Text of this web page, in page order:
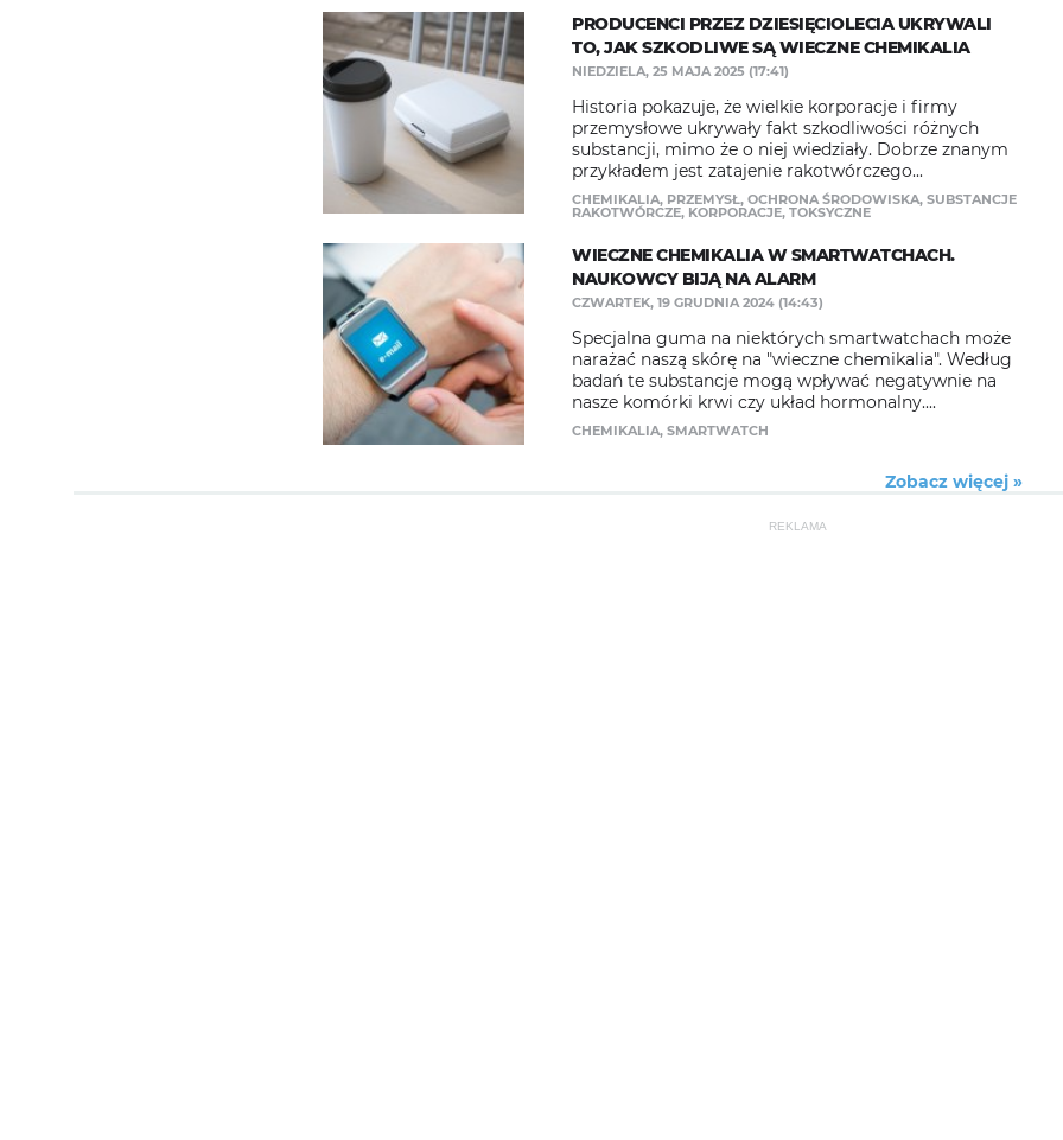
PRODUCENCI PRZEZ DZIESIĘCIOLECIA UKRYWALI
TO, JAK SZKODLIWE SĄ WIECZNE CHEMIKALIA
NIEDZIELA, 25 MAJA 2025 (17:41)
Historia pokazuje, że wielkie korporacje i firmy
przemysłowe ukrywały fakt szkodliwości różnych
substancji, mimo że o niej wiedziały. Dobrze znanym
przykładem jest zatajenie rakotwórczego...
CHEMIKALIA, PRZEMYSŁ, OCHRONA ŚRODOWISKA, SUBSTANCJE
RAKOTWÓRCZE, KORPORACJE, TOKSYCZNE
WIECZNE CHEMIKALIA W SMARTWATCHACH.
NAUKOWCY BIJĄ NA ALARM
CZWARTEK, 19 GRUDNIA 2024 (14:43)
Specjalna guma na niektórych smartwatchach może
narażać naszą skórę na "wieczne chemikalia". Według
badań te substancje mogą wpływać negatywnie na
nasze komórki krwi czy układ hormonalny....
CHEMIKALIA, SMARTWATCH
Zobacz więcej »
REKLAMA